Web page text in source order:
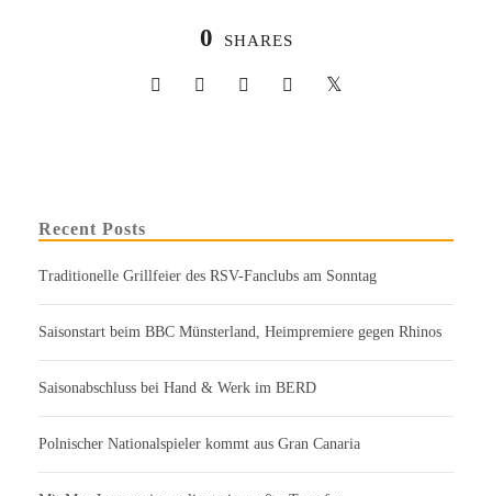
0 SHARES
Recent Posts
Traditionelle Grillfeier des RSV-Fanclubs am Sonntag
Saisonstart beim BBC Münsterland, Heimpremiere gegen Rhinos
Saisonabschluss bei Hand & Werk im BERD
Polnischer Nationalspieler kommt aus Gran Canaria